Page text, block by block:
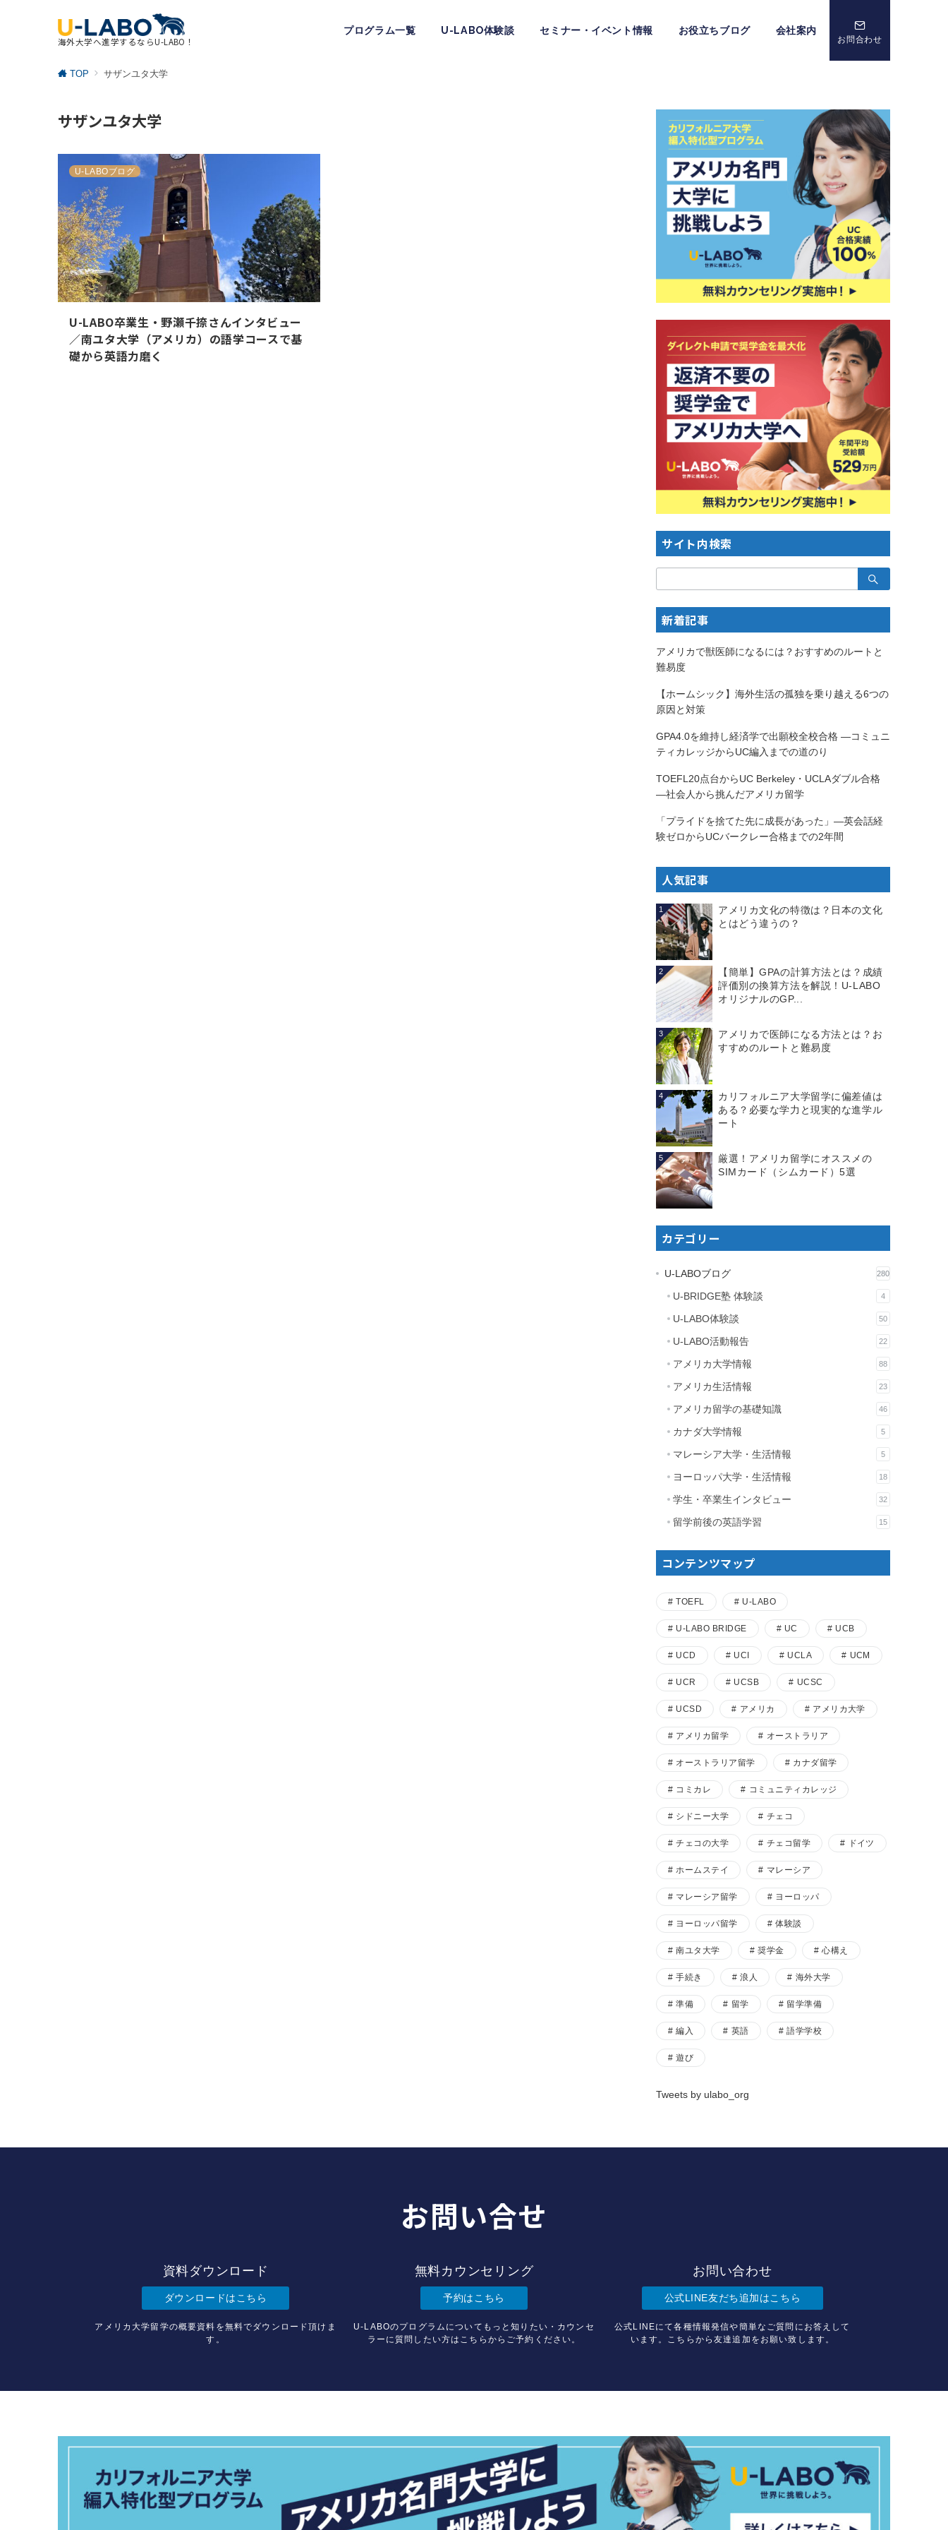
海外大学へ進学するならU-LABO！
プログラム一覧 U-LABO体験談 セミナー・イベント情報 お役立ちブログ 会社案内
お問合わせ
TOP サザンユタ大学
サザンユタ大学
U-LABOブログ
U-LABO卒業生・野瀬千捺さんインタビュー
／南ユタ大学（アメリカ）の語学コースで基
礎から英語力磨く
サイト内検索
索：
新着記事
アメリカで獣医師になるには？おすすめのルートと
難易度
【ホームシック】海外生活の孤独を乗り越える6つの
原因と対策
GPA4.0を維持し経済学で出願校全校合格 —コミュニ
ティカレッジからUC編入までの道のり
TOEFL20点台からUC Berkeley・UCLAダブル合格
—社会人から挑んだアメリカ留学
「プライドを捨てた先に成長があった」—英会話経
験ゼロからUCバークレー合格までの2年間
人気記事
1
アメリカ文化の特徴は？日本の文化
とはどう違うの？
2
【簡単】GPAの計算方法とは？成績
評価別の換算方法を解説！U-LABO
オリジナルのGP...
3
アメリカで医師になる方法とは？お
すすめのルートと難易度
4
カリフォルニア大学留学に偏差値は
ある？必要な学力と現実的な進学ル
ート
5
厳選！アメリカ留学にオススメの
SIMカード（シムカード）5選
カテゴリー
U-LABOブログ 280
U-BRIDGE塾 体験談 4
U-LABO体験談 50
U-LABO活動報告 22
アメリカ大学情報 88
アメリカ生活情報 23
アメリカ留学の基礎知識 46
カナダ大学情報 5
マレーシア大学・生活情報 5
ヨーロッパ大学・生活情報 18
学生・卒業生インタビュー 32
留学前後の英語学習 15
コンテンツマップ
TOEFL U-LABO
U-LABO BRIDGE UC UCB
UCD UCI UCLA UCM
UCR UCSB UCSC
UCSD アメリカ アメリカ大学
アメリカ留学 オーストラリア
オーストラリア留学 カナダ留学
コミカレ コミュニティカレッジ
シドニー大学 チェコ
チェコの大学 チェコ留学 ドイツ
ホームステイ マレーシア
マレーシア留学 ヨーロッパ
ヨーロッパ留学 体験談
南ユタ大学 奨学金 心構え
手続き 浪人 海外大学
準備 留学 留学準備
編入 英語 語学学校
遊び
Tweets by ulabo_org
お問い合せ
資料ダウンロード
ダウンロードはこちら
アメリカ大学留学の概要資料を無料でダウンロード頂けま
す。
無料カウンセリング
予約はこちら
U-LABOのプログラムについてもっと知りたい・カウンセ
ラーに質問したい方はこちらからご予約ください。
お問い合わせ
公式LINE友だち追加はこちら
公式LINEにて各種情報発信や簡単なご質問にお答えして
います。こちらから友達追加をお願い致します。
無料カウンセリング
予約はこちら
U-LABOのプログラムについてもっと知りたい・カウンセラー
に質問したい方はこちらからご予約ください。